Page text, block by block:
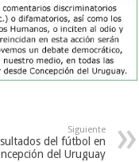
Siguiente
del fútbol en
del Uruguay